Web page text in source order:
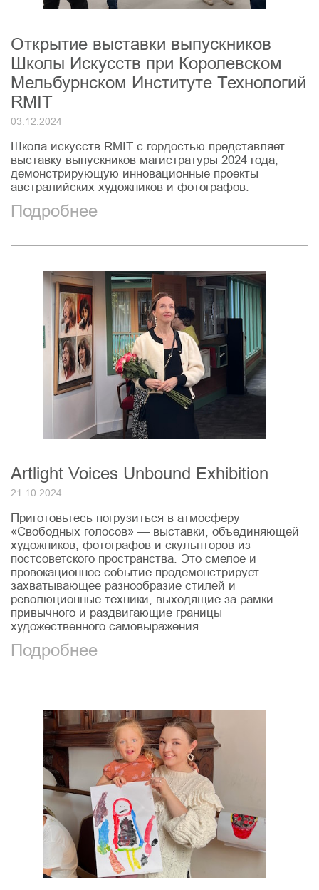
Открытие выставки выпускников
Школы Искусств при Королевском
Мельбурнском Институте Технологий
RMIT
03.12.2024
Школа искусств RMIT с гордостью представляет
выставку выпускников магистратуры 2024 года,
демонстрирующую инновационные проекты
австралийских художников и фотографов.
Подробнее
Artlight Voices Unbound Exhibition
21.10.2024
Приготовьтесь погрузиться в атмосферу
«Свободных голосов» — выставки, объединяющей
художников, фотографов и скульпторов из
постсоветского пространства. Это смелое и
провокационное событие продемонстрирует
захватывающее разнообразие стилей и
революционные техники, выходящие за рамки
привычного и раздвигающие границы
художественного самовыражения.
Подробнее